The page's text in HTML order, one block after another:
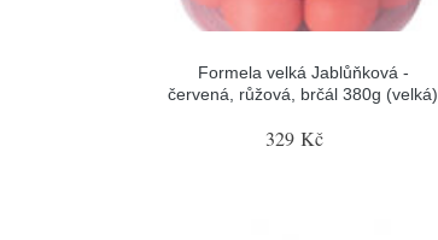
Formela velká Jablůňková -
červená, růžová, brčál 380g (velká)
329 Kč